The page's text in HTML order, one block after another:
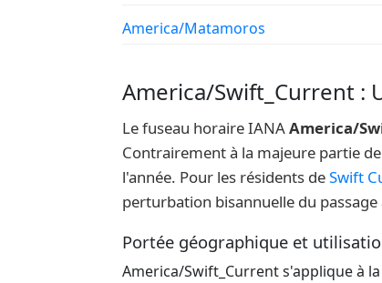
America/Matamoros
America/Swift_Current :
Le fuseau horaire IANAAmerica/
Contrairement à la majeure partie
l'année. Pour les résidents deSwift
perturbation bisannuelle du
Portée géographique et
America/Swift_Current s'applique à